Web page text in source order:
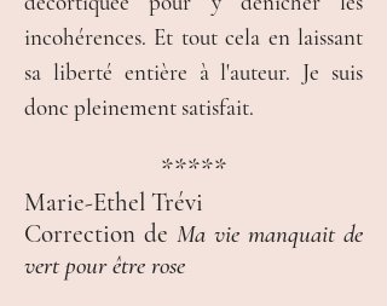
incohérences. Et tout cela en laissant
sa liberté entière à l'auteur. Je suis
donc pleinement satisfait.
*****
Marie-Ethel Trévi
Correction de Ma vie manquait de
vert pour être rose